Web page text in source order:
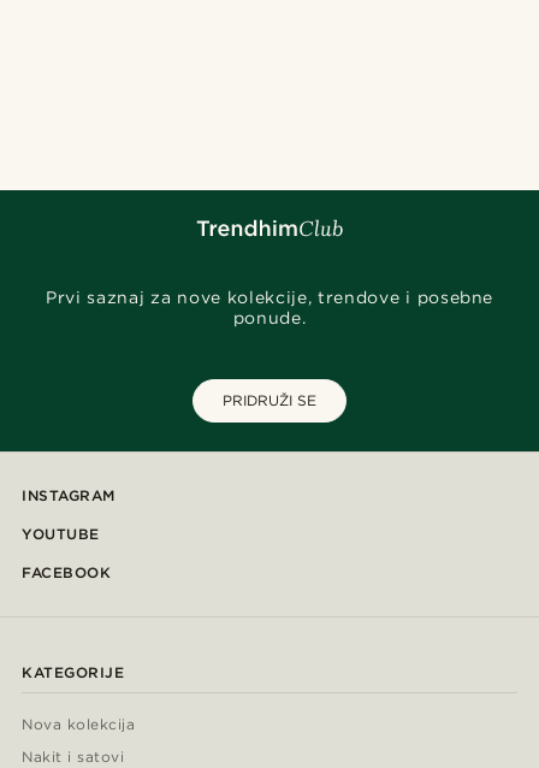
Prvi saznaj za nove kolekcije, trendove i posebne
ponude.
PRIDRUŽI SE
INSTAGRAM
YOUTUBE
FACEBOOK
KATEGORIJE
Nova kolekcija
Nakit i satovi